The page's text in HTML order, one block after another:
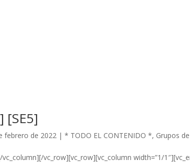
[SE5]
febrero de 2022 |* TODO EL CONTENIDO *, Grupos
vc_row][vc_row][vc_column width=”1/